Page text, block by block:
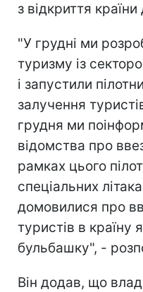
з відкриття
"У грудні ми
туризму із
і запустили
залучення
грудня ми
відомства про
рамках цього
спеціальних
домовилися про
туристів в країну
бульбашку", -
Він додав, що